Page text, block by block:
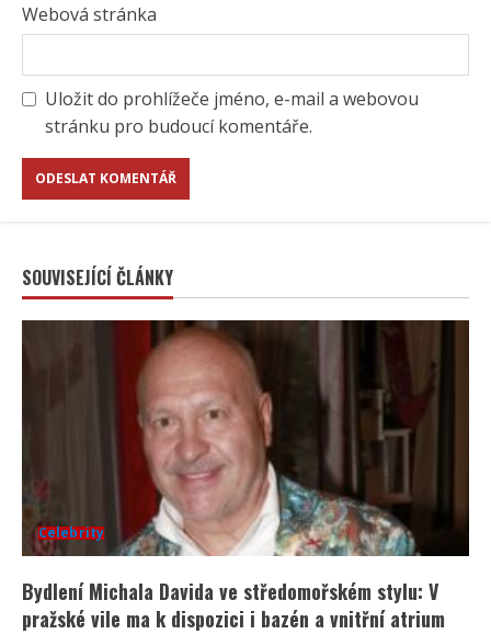
Webová stránka
Uložit do prohlížeče jméno, e-mail a webovou
stránku pro budoucí komentáře.
SOUVISEJÍCÍ ČLÁNKY
Celebrity
Bydlení Michala Davida ve středomořském stylu: V
pražské vile ma k dispozici i bazén a vnitřní atrium